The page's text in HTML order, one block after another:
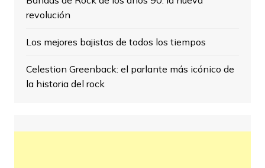
revolución
Los mejores bajistas de todos los tiempos
Celestion Greenback: el parlante más icónico de
la historia del rock